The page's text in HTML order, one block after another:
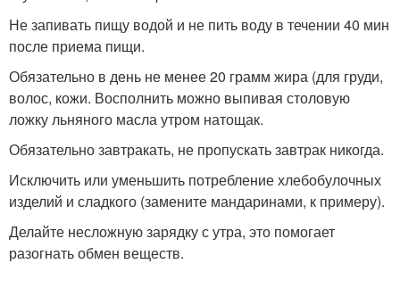
Не запивать пищу водой и не пить воду в течении 40 мин
после приема пищи.
Обязательно в день не менее 20 грамм жира (для груди,
волос, кожи. Восполнить можно выпивая столовую
ложку льняного масла утром натощак.
Обязательно завтракать, не пропускать завтрак никогда.
Исключить или уменьшить потребление хлебобулочных
изделий и сладкого (замените мандаринами, к примеру).
Делайте несложную зарядку с утра, это помогает
разогнать обмен веществ.